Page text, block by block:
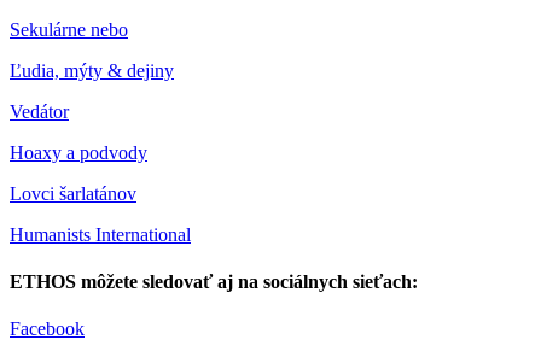
Sekulárne nebo
Ľudia, mýty & dejiny
Vedátor
Hoaxy a podvody
Lovci šarlatánov
Humanists International
ETHOS môžete sledovať aj na sociálnych sieťach:
Facebook